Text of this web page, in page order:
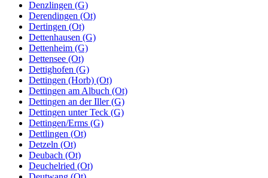
Denzlingen (G)
Derendingen (Ot)
Dertingen (Ot)
Dettenhausen (G)
Dettenheim (G)
Dettensee (Ot)
Dettighofen (G)
Dettingen (Horb) (Ot)
Dettingen am Albuch (Ot)
Dettingen an der Iller (G)
Dettingen unter Teck (G)
Dettingen/Erms (G)
Dettlingen (Ot)
Detzeln (Ot)
Deubach (Ot)
Deuchelried (Ot)